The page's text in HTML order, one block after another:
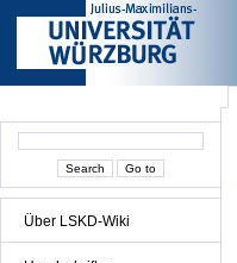
Über LSKD-Wiki